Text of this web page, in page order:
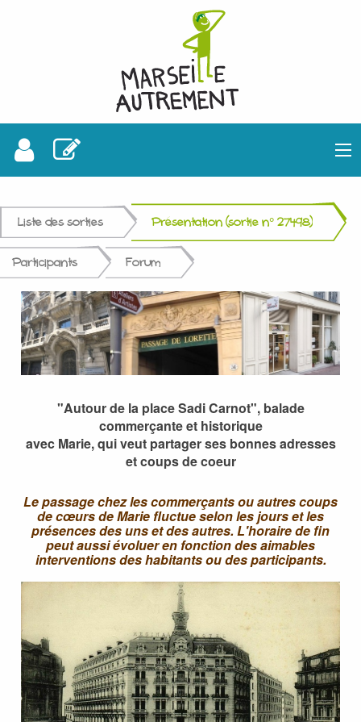
Liste des sorties Présentation (sortie n° 27498)
Participants Forum
"Autour de la place Sadi Carnot", balade
commerçante et historique
avec Marie, qui veut partager ses bonnes adresses
et coups de coeur
Le passage chez les commerçants ou autres coups
de cœurs de Marie fluctue selon les jours et les
présences des uns et des autres. L'horaire de fin
peut aussi évoluer en fonction des aimables
interventions des habitants ou des participants.